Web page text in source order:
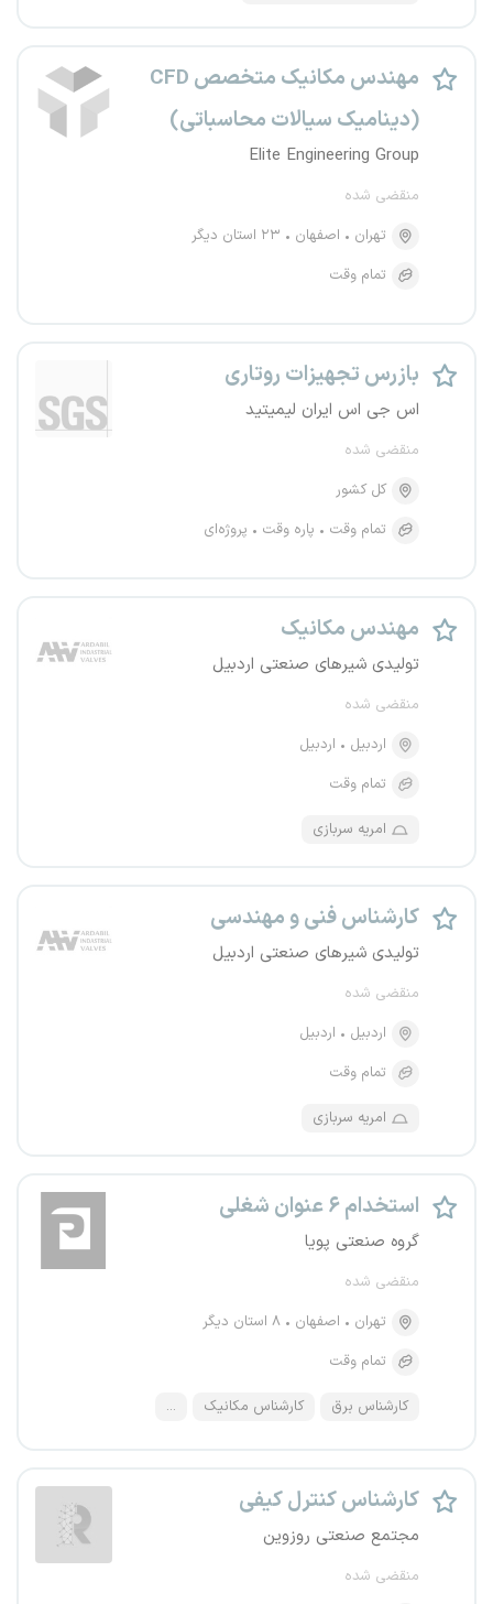
مهندس مکانیک متخصص CFD
(دینامیک سیالات محاسباتی)
Elite Engineering Group
منقضی شده
تهران
اصفهان
۲۳ استان دیگر
تمام وقت
بازرس تجهیزات روتاری
اس جی اس ایران لیمیتید
منقضی شده
کل کشور
تمام وقت
پاره وقت پروژه‌ای
مهندس مکانیک
تولیدی شیرهای صنعتی اردبیل
منقضی شده
اردبیل
اردبیل
تمام وقت
امریه سربازی
کارشناس فنی و مهندسی
تولیدی شیرهای صنعتی اردبیل
منقضی شده
اردبیل
اردبیل
تمام وقت
امریه سربازی
استخدام ۶ عنوان شغلی
گروه صنعتی پویا
منقضی شده
تهران
اصفهان
۸ استان دیگر
تمام وقت
کارشناس برق کارشناس مکانیک ...
کارشناس کنترل کیفی
مجتمع صنعتی روزوین
منقضی شده